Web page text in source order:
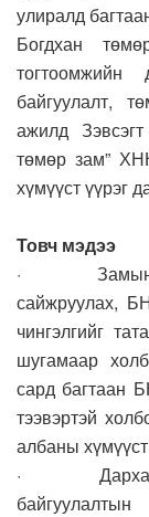
улиралд
Богдхан
тогтоомжийн
байгуулалт,
ажилд
төмөр зам”
хүмүүст үүрэг
Товч мэдээ
· Замын-
сайжруулах,
чингэлгийг
шугамаар
сард багтаан
тээвэртэй
албаны
· Дархан